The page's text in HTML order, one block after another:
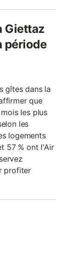
Giettaz
période
gîtes dans la
que
les plus
les
logements
57 % ont l'Air
profiter